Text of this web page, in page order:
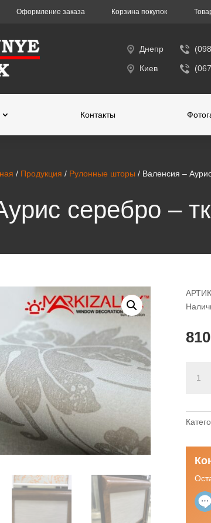
Оформление заказа Корзина покупок
Днепр
Киев
Контакты
/ Продукция / Рулонные шторы / Валенсия –
серебро –
товара
Аурис
-
ткань
для
штор